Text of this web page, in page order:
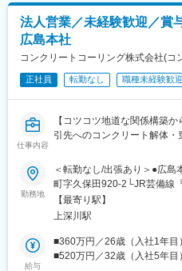
法人営業／未経験歓迎／賞
広島本社
コンクリートコーリング株式会社(
正社員 転勤なし 職種未経験歓迎
仕事内容
【コツコツ地道な関係構築
引先へのコンクリート解体・
勤務地
＜転勤なし/出張あり＞●広島
町字久保田920-2└JR芸備線
通勤OK！
【最寄り駅】
上深川駅
給与
■360万円／26歳（入社1年目）
■520万円／32歳（入社5年目）